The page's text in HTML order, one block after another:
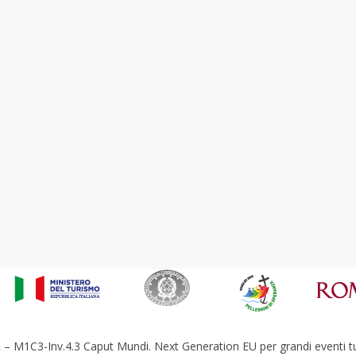
– M1C3-Inv.4.3 Caput Mundi. Next Generation EU per grandi eventi